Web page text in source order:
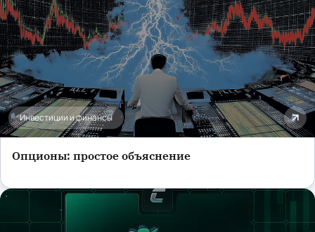
Инвестиции и финансы
Опционы: простое объяснение